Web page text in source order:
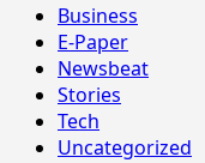
Business
E-Paper
Newsbeat
Stories
Tech
Uncategorized